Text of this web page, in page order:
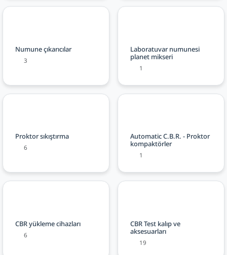
Numune çıkarıcılar
3
Laboratuvar numunesi
planet mikseri
1
Proktor sıkıştırma
6
Automatic C.B.R. - Proktor
kompaktörler
1
CBR yükleme cihazları
6
CBR Test kalıp ve
aksesuarları
19